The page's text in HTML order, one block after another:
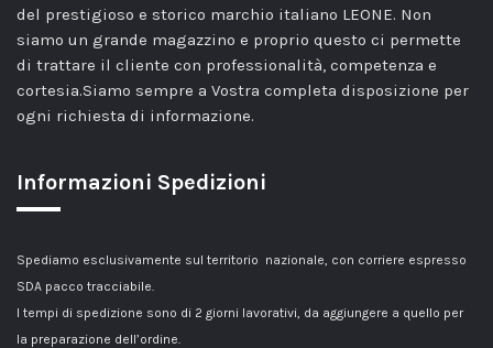
del prestigioso e storico marchio italiano LEONE. Non
siamo un grande magazzino e proprio questo ci permette
di trattare il cliente con professionalità, competenza e
cortesia.Siamo sempre a Vostra completa disposizione per
ogni richiesta di informazione.
Informazioni Spedizioni
Spediamo esclusivamente sul territorio nazionale, con corriere espresso
SDA pacco tracciabile.
I tempi di spedizione sono di 2 giorni lavorativi, da aggiungere a quello per
la preparazione dell’ordine.